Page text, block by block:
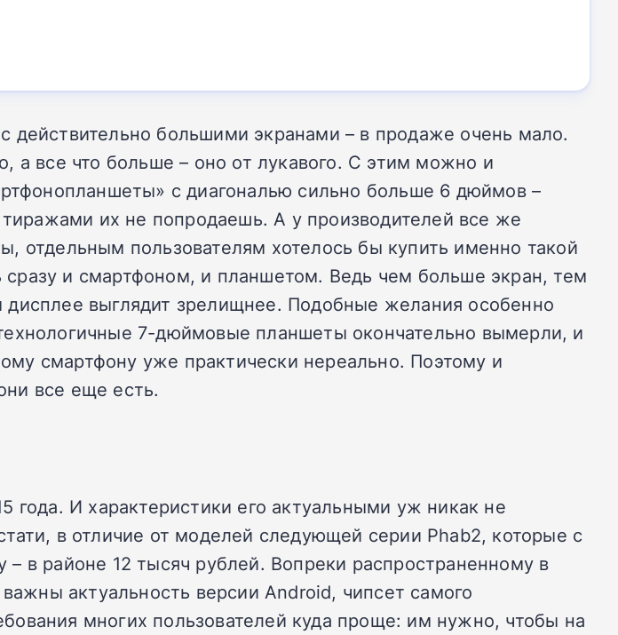
действительно большими экранами – в продаже очень мало.
а все что больше – оно от лукавого. С этим можно и
с диагональю сильно больше 6 дюймов –
их не попродаешь. А у производителей все же
отдельным пользователям хотелось бы купить именно такой
и смартфоном, и планшетом. Ведь чем больше экран, тем
выглядит зрелищнее. Подобные желания особенно
7-дюймовые планшеты окончательно вымерли, и
смартфону уже практически нереально. Поэтому и
все еще есть.
года. И характеристики его актуальными уж никак не
в отличие от моделей следующей серии Phab2, которые с
в районе 12 тысяч рублей. Вопреки распространенному в
актуальность версии Android, чипсет самого
многих пользователей куда проще: им нужно, чтобы на